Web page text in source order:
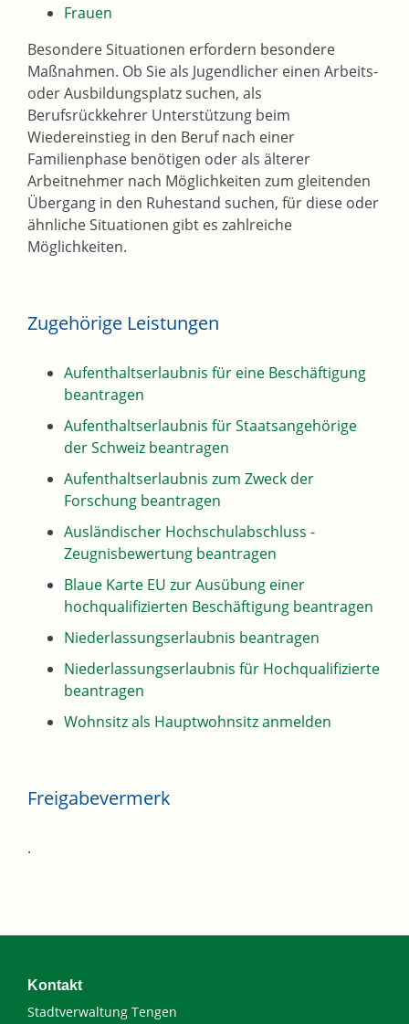
Frauen
Besondere Situationen erfordern besondere
Maßnahmen. Ob Sie als Jugendlicher einen Arbeits-
oder Ausbildungsplatz suchen, als
Berufsrückkehrer Unterstützung beim
Wiedereinstieg in den Beruf nach einer
Familienphase benötigen oder als älterer
Arbeitnehmer nach Möglichkeiten zum gleitenden
Übergang in den Ruhestand suchen, für diese oder
ähnliche Situationen gibt es zahlreiche
Möglichkeiten.
Zugehörige Leistungen
Aufenthaltserlaubnis für eine Beschäftigung
beantragen
Aufenthaltserlaubnis für Staatsangehörige
der Schweiz beantragen
Aufenthaltserlaubnis zum Zweck der
Forschung beantragen
Ausländischer Hochschulabschluss -
Zeugnisbewertung beantragen
Blaue Karte EU zur Ausübung einer
hochqualifizierten Beschäftigung beantragen
Niederlassungserlaubnis beantragen
Niederlassungserlaubnis für Hochqualifizierte
beantragen
Wohnsitz als Hauptwohnsitz anmelden
Freigabevermerk
.
Kontakt
Stadtverwaltung Tengen